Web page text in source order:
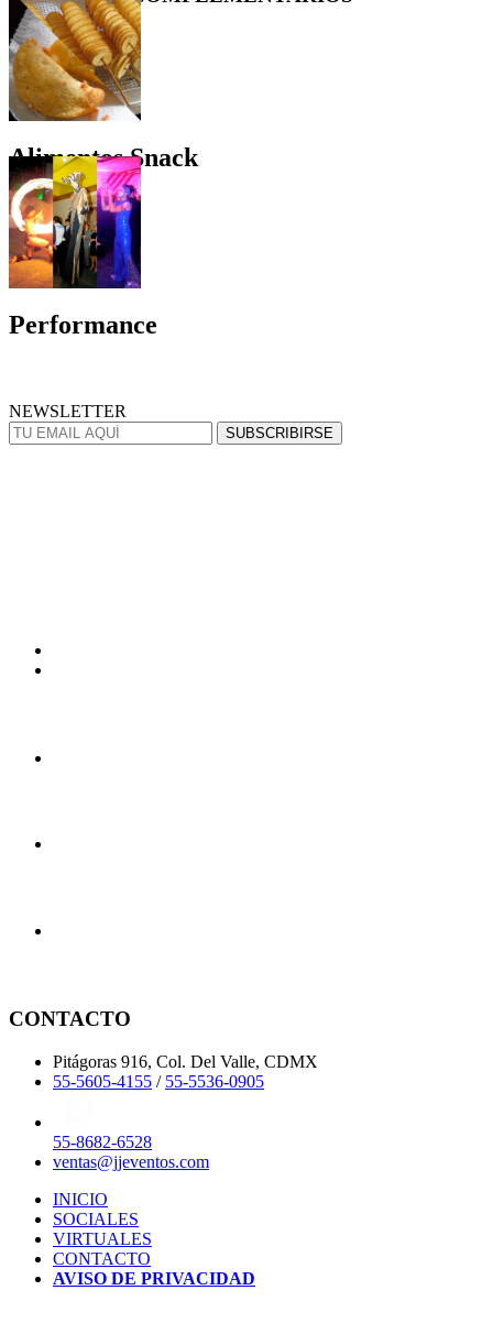
Alimentos Snack
Performance
NEWSLETTER
CONTACTO
Pitágoras 916, Col. Del Valle, CDMX
55-5605-4155 / 55-5536-0905
55-8682-6528
ventas@jjeventos.com
INICIO
SOCIALES
VIRTUALES
CONTACTO
AVISO DE PRIVACIDAD